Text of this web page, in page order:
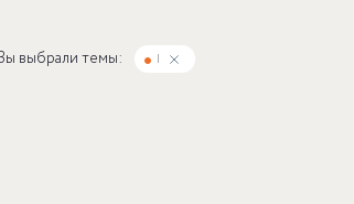
выбрали темы: I